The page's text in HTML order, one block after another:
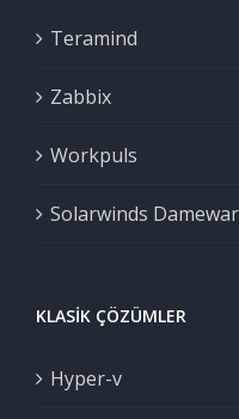
Teramind
Zabbix
Workpuls
Solarwinds
KLASIK ÇÖZÜMLER
Hyper-v